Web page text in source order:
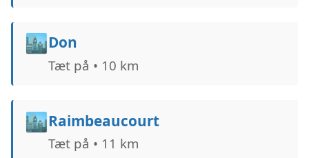
🏙️Don
Tæt på • 10 km
🏙️Raimbeaucourt
Tæt på • 11 km